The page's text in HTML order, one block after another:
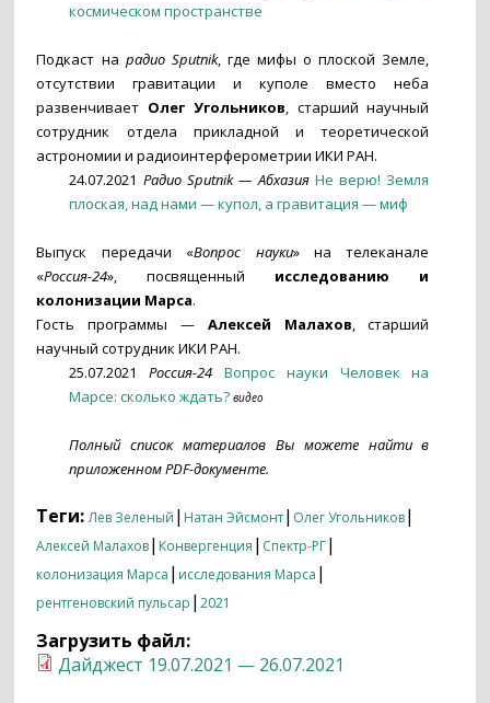
космическом пространстве
Подкаст на радио Sputnik, где мифы о плоской Земле,
отсутствии гравитации и куполе вместо неба
развенчивает Олег Угольников, старший научный
сотрудник отдела прикладной и теоретической
астрономии и радиоинтерферометрии ИКИ РАН.
24.07.2021 Радио Sputnik — Абхазия Не верю! Земля
плоская, над нами — купол, а гравитация — миф
Выпуск передачи «Вопрос науки» на телеканале
«Россия-24», посвященный исследованию и
колонизации Марса.
Гость программы — Алексей Малахов, старший
научный сотрудник ИКИ РАН.
25.07.2021Россия-24
Вопрос науки Человек на
Марсе: сколько ждать? видео
Полный список материалов Вы можете найти в
приложенном PDF-документе.
Теги:Лев Зеленый | Натан Эйсмонт| Олег Угольников|
Алексей Малахов| Конвергенция | Спектр-РГ|
колонизация Марса | исследования Марса |
рентгеновский пульсар |2021
Загрузить файл:
Дайджест 19.07.2021 — 26.07.2021